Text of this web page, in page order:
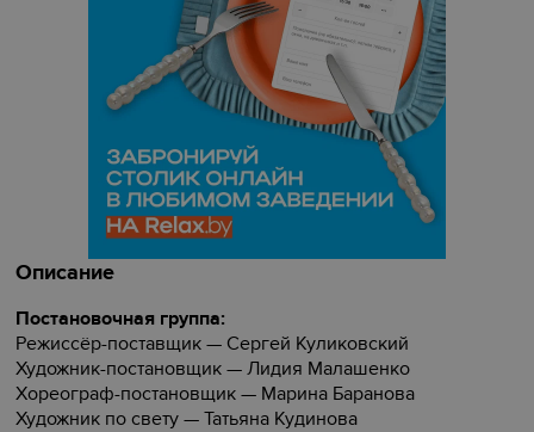
Описание
Постановочная группа:
Режиссёр-поставщик — Сергей Куликовский
Художник-постановщик — Лидия Малашенко
Хореограф-постановщик — Марина Баранова
Художник по свету — Татьяна Кудинова